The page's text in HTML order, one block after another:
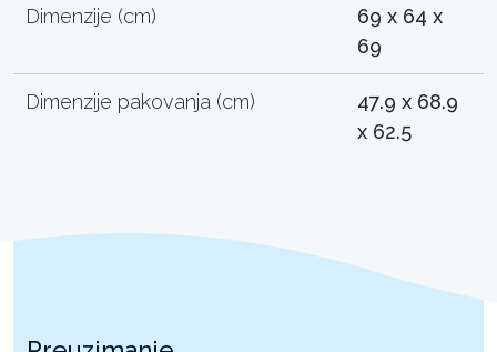
Dimenzije (cm)
69 x 64 x
69
Dimenzije pakovanja (cm)
47.9 x 68.9
x 62.5